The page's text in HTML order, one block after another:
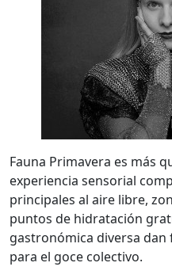
Fauna Primavera es más
experiencia sensorial
principales al aire libre,
puntos de hidratación
gastronómica diversa
para el goce colectivo.